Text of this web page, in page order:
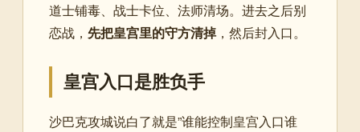
道士铺毒、战士卡位、法师清场。进去之后别
恋战， 先把皇宫里的守方清掉，然后封入口。
皇宫入口是胜负手
沙巴克攻城说白了就是”谁能控制皇宫入口谁